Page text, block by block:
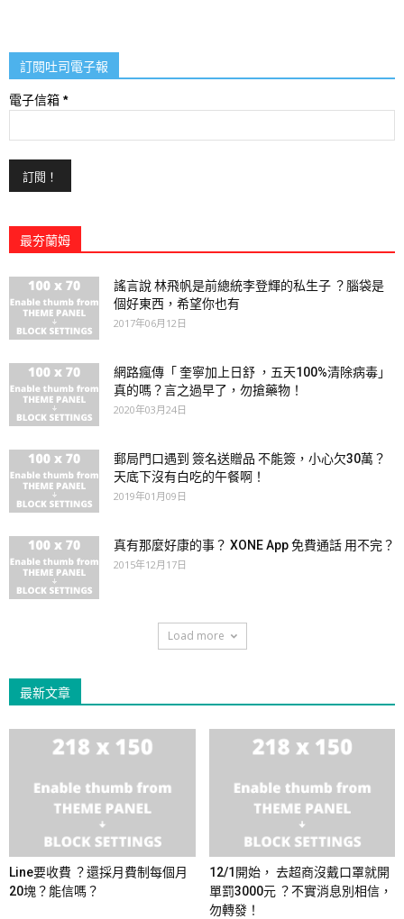
訂閱吐司電子報
電子信箱 *
最夯蘭姆
謠言說 林飛帆是前總統李登輝的私生子 ？腦袋是
個好東西，希望你也有
2017年06月12日
網路瘋傳「 奎寧加上日舒 ，五天100%清除病毒」
真的嗎？言之過早了，勿搶藥物！
2020年03月24日
郵局門口遇到 簽名送贈品 不能簽，小心欠30萬？
天底下沒有白吃的午餐啊！
2019年01月09日
真有那麼好康的事？ XONE App 免費通話 用不完？
2015年12月17日
Load more
最新文章
Line要收費 ？還採月費制每個月
20塊？能信嗎？
12/1開始， 去超商沒戴口罩就開
單罰3000元 ？不實消息別相信，
勿轉發！